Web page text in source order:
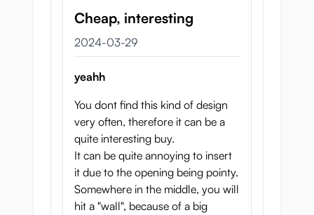
Cheap, interesting
29 mars 2024
2024-03-29
yeahh
You dont find this kind of design
very often, therefore it can be a
quite interesting buy.
It can be quite annoying to insert
it due to the opening being pointy.
Somewhere in the middle, you will
hit a "wall", because of a big